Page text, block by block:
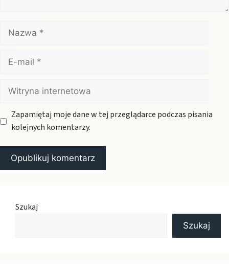
Nazwa
mail
Witryna
internetowa
Zapamiętaj moje dane w tej przeglądarce podczas pisania
kolejnych komentarzy.
Szukaj
Szukaj